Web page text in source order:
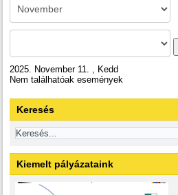
2025. November 11. , Kedd
Nem találhatóak események
Keresés
Kiemelt pályázataink